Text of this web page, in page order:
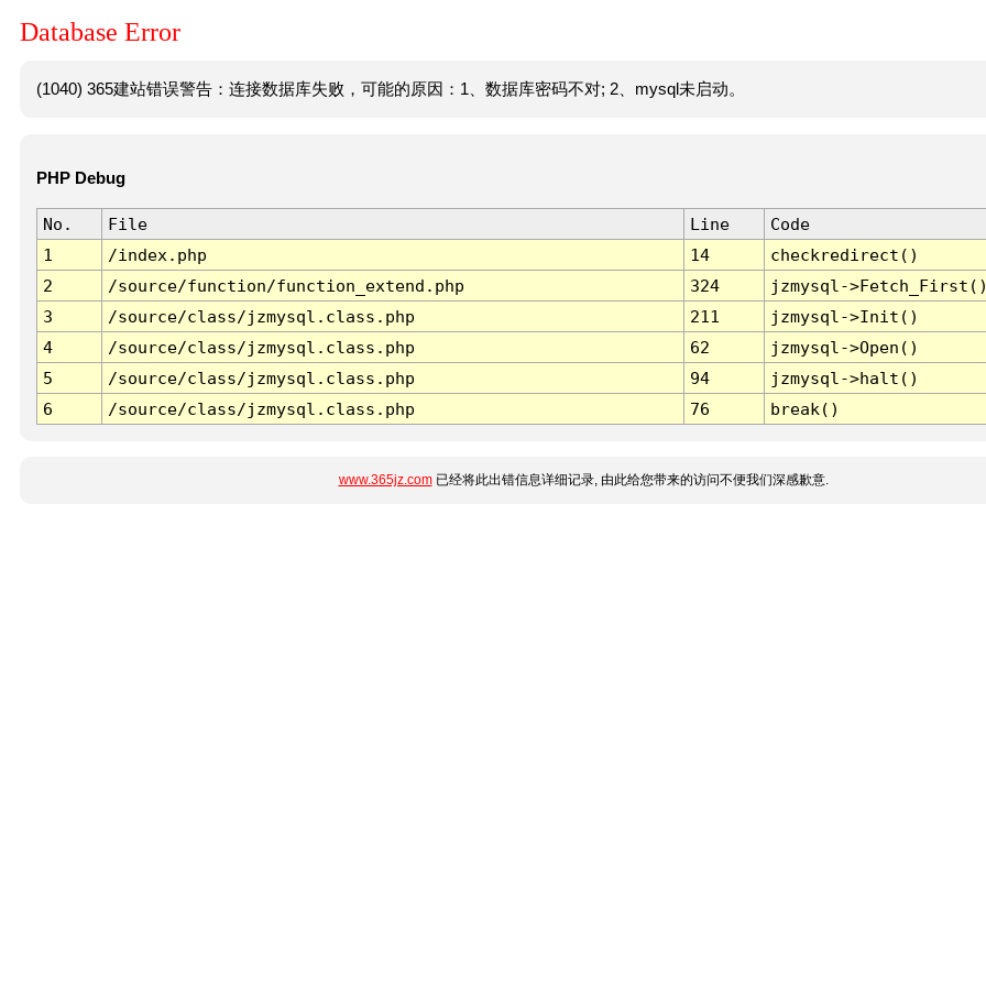
Database Error
(1040) 365建站错误警告：连接数据库失败，可能的原因：1、数据库密码不对; 2、mysql未启动。
PHP Debug
No. File Line
Code
1
/index.php 14
checkredirect()
2
/source/function/function_extend.php 324
jzmysql-
3
/source/class/jzmysql.class.php 211
jzmysql->Init()
4
/source/class/jzmysql.class.php 62
jzmysql->Open()
5
/source/class/jzmysql.class.php 94
jzmysql->halt()
6
/source/class/jzmysql.class.php 76 break()
www.365jz.com已经将此出错信息详细记录, 由此给您带来的访问不便我们深感歉意.